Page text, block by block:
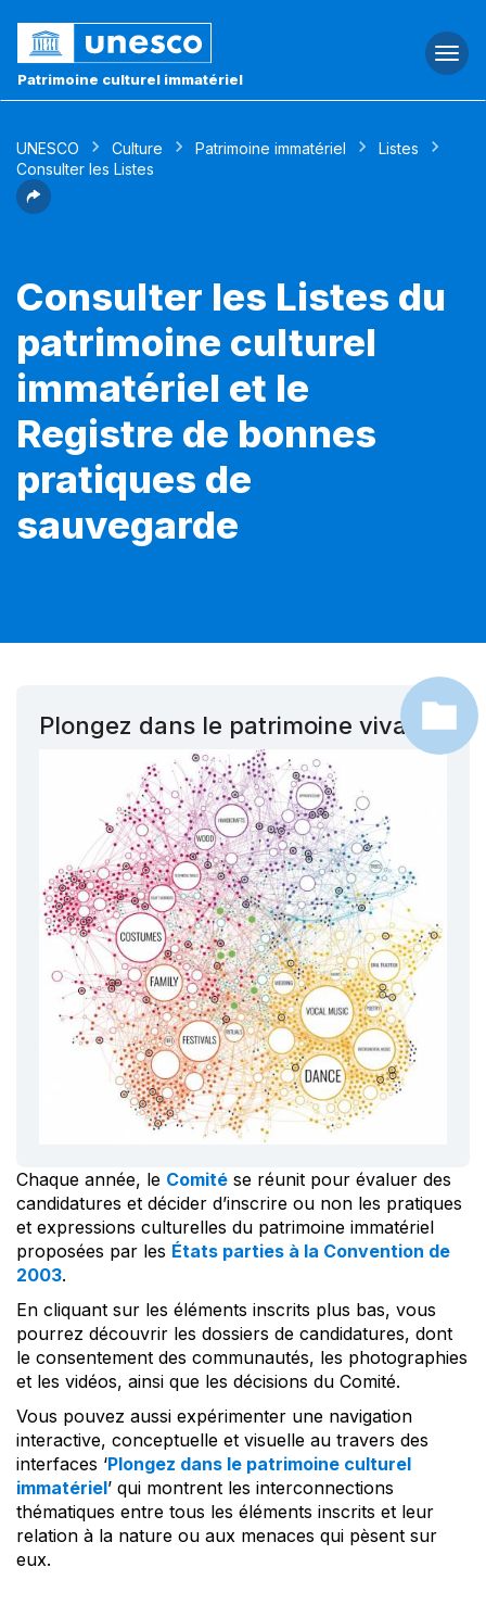
Patrimoine culturel immatériel
UNESCO Culture Patrimoine immatériel
Listes
Consulter les Listes
Consulter les Listes du
patrimoine culturel
immatériel et le
Registre de bonnes
pratiques de
sauvegarde
Plongez dans le patrimoine vivant !
Chaque année, le Comité se réunit pour évaluer des
candidatures et décider d’inscrire ou non les pratiques
et expressions culturelles du patrimoine immatériel
proposées par les États parties à la Convention de
2003.
En cliquant sur les éléments inscrits plus bas, vous
pourrez découvrir les dossiers de candidatures, dont
le consentement des communautés, les photographies
et les vidéos, ainsi que les décisions du Comité.
Vous pouvez aussi expérimenter une navigation
interactive, conceptuelle et visuelle au travers des
interfaces ‘Plongez dans le patrimoine culturel
immatériel’ qui montrent les interconnections
thématiques entre tous les éléments inscrits et leur
relation à la nature ou aux menaces qui pèsent sur
eux.